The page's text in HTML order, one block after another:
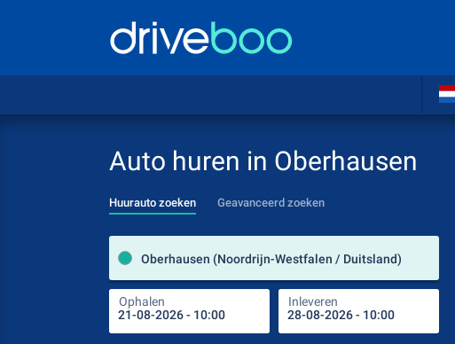
Auto huren in Oberhausen
Huurauto zoeken Geavanceerd zoeken
Oberhausen (Noordrijn-Westfalen / Duitsland)
Ophalen Inleveren